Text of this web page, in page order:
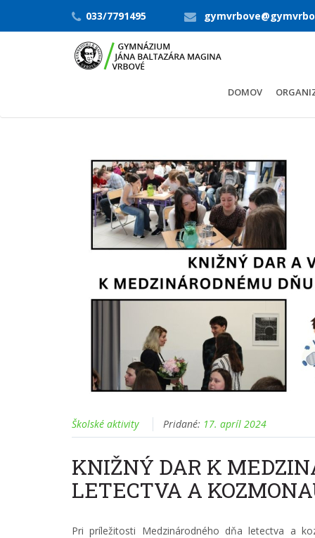
033/7791495
DOMOV
Školské aktivity Pridané: 17. apríl 2024
KNIŽNÝ DAR K
LETECTVA A
Pri príležitosti Medzinárodného dňa letectva a